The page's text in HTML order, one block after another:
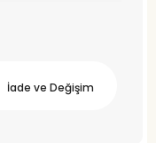
İade ve Değişim